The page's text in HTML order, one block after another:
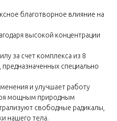
благотворное влияние на
высокой концентрации
за счет комплекса из 8
предназначенных специально
и улучшает работу
мощным природным
свободные радикалы,
нашего тела.